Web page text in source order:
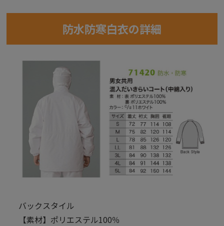
防水防寒白衣の詳細
バックスタイル
【素材】ポリエステル100％